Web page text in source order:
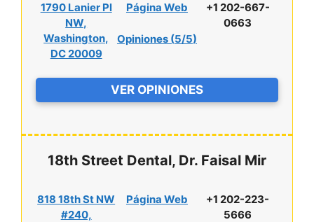
1790 Lanier Pl
NW,
Washington,
DC 20009
Página Web
Opiniones (5/5)
+1 202-667-
0663
VER OPINIONES
18th Street Dental, Dr. Faisal Mir
818 18th St NW
#240,
Página Web
+1 202-223-
5666